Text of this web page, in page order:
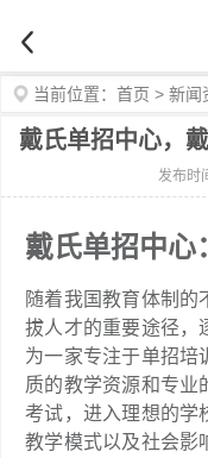
当前位置： 首页 > 新闻
戴氏单招中心，
发布时
戴氏单招中心
随着我国教育体制
拔人才的重要途径，
为一家专注于单招培
质的教学资源和专业
考试，进入理想的学
教学模式以及社会影